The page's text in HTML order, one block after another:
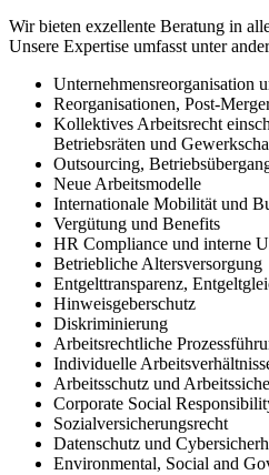
Wir bieten exzellente Beratung in
Unsere Expertise umfasst unter
Unternehmensreorganisation
Reorganisationen, Post-
Kollektives Arbeitsrecht
Betriebsräten und
Outsourcing,
Neue Arbeitsmodelle
Internationale Mobilität und
Vergütung und Benefits
HR Compliance und interne
Betriebliche Altersversorgung
Entgelttransparenz,
Hinweisgeberschutz
Diskriminierung
Arbeitsrechtliche
Individuelle
Arbeitsschutz und
Corporate Social
Sozialversicherungsrecht
Datenschutz und
Environmental, Social and